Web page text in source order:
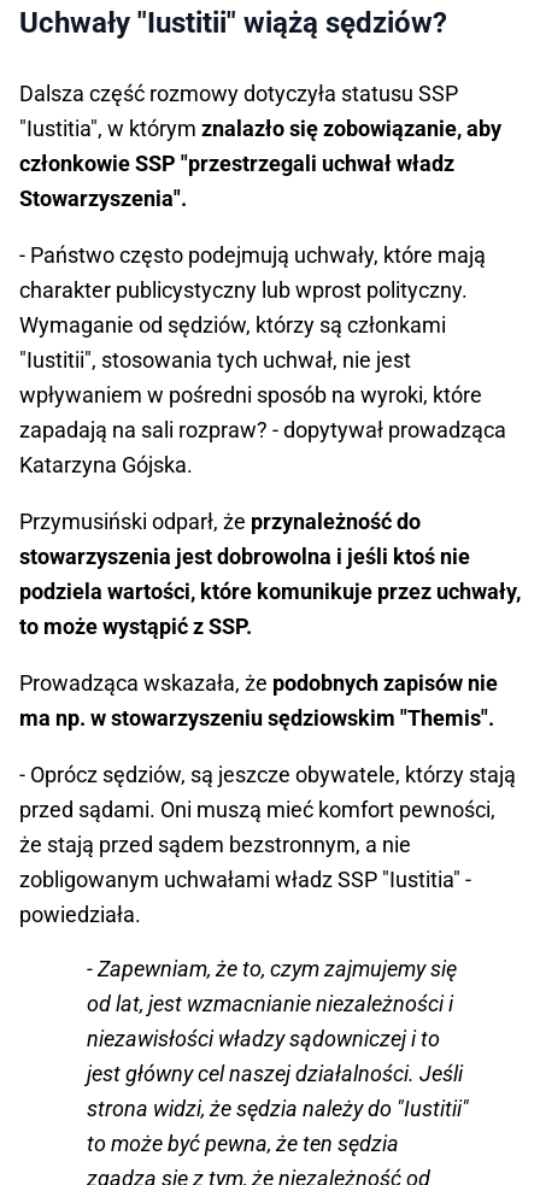
Uchwały "Iustitii" wiążą sędziów?
Dalsza część rozmowy dotyczyła statusu SSP
"Iustitia", w którym znalazło się zobowiązanie, aby
członkowie SSP "przestrzegali uchwał władz
Stowarzyszenia".
- Państwo często podejmują uchwały, które mają
charakter publicystyczny lub wprost polityczny.
Wymaganie od sędziów, którzy są członkami
"Iustitii", stosowania tych uchwał, nie jest
wpływaniem w pośredni sposób na wyroki, które
zapadają na sali rozpraw? - dopytywał prowadząca
Katarzyna Gójska.
Przymusiński odparł, że przynależność do
stowarzyszenia jest dobrowolna i jeśli ktoś nie
podziela wartości, które komunikuje przez uchwały,
to może wystąpić z SSP.
Prowadząca wskazała, że podobnych zapisów nie
ma np. w stowarzyszeniu sędziowskim "Themis".
- Oprócz sędziów, są jeszcze obywatele, którzy stają
przed sądami. Oni muszą mieć komfort pewności,
że stają przed sądem bezstronnym, a nie
zobligowanym uchwałami władz SSP "Iustitia" -
powiedziała.
- Zapewniam, że to, czym zajmujemy się
od lat, jest wzmacnianie niezależności i
niezawisłości władzy sądowniczej i to
jest główny cel naszej działalności. Jeśli
strona widzi, że sędzia należy do "Iustitii"
to może być pewna, że ten sędzia
zgadza się z tym, że niezależność od